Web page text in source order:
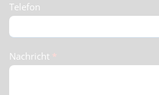
Telefon
Nachricht *